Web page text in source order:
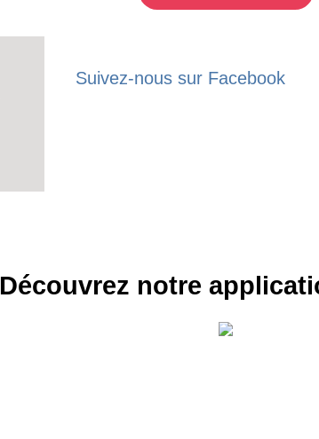
Suivez-nous sur Facebook
Découvrez notre